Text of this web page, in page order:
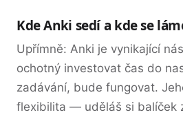
Kde Anki sedí a kde se
Upřímně: Anki je vynikající
ochotný investovat čas do
zadávání, bude fungovat.
flexibilita — uděláš si balíček